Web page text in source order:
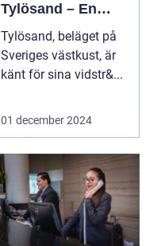
Tylösand – En
Oslagbar
Upplevelse
Tylösand, beläget på
Sveriges västkust, är
känt för sina vidstr&...
01 december 2024